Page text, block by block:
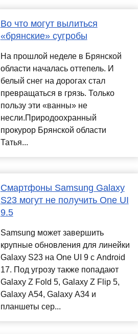
Во что могут вылиться
«брянские» сугробы
На прошлой неделе в Брянской
области началась оттепель. И
белый снег на дорогах стал
превращаться в грязь. Только
пользу эти «ванны» не
несли.Природоохранный
прокурор Брянской области
Татья...
Смартфоны Samsung Galaxy
S23 могут не получить One UI
9.5
Samsung может завершить
крупные обновления для линейки
Galaxy S23 на One UI 9 с Android
17. Под угрозу также попадают
Galaxy Z Fold 5, Galaxy Z Flip 5,
Galaxy A54, Galaxy A34 и
планшеты сер...